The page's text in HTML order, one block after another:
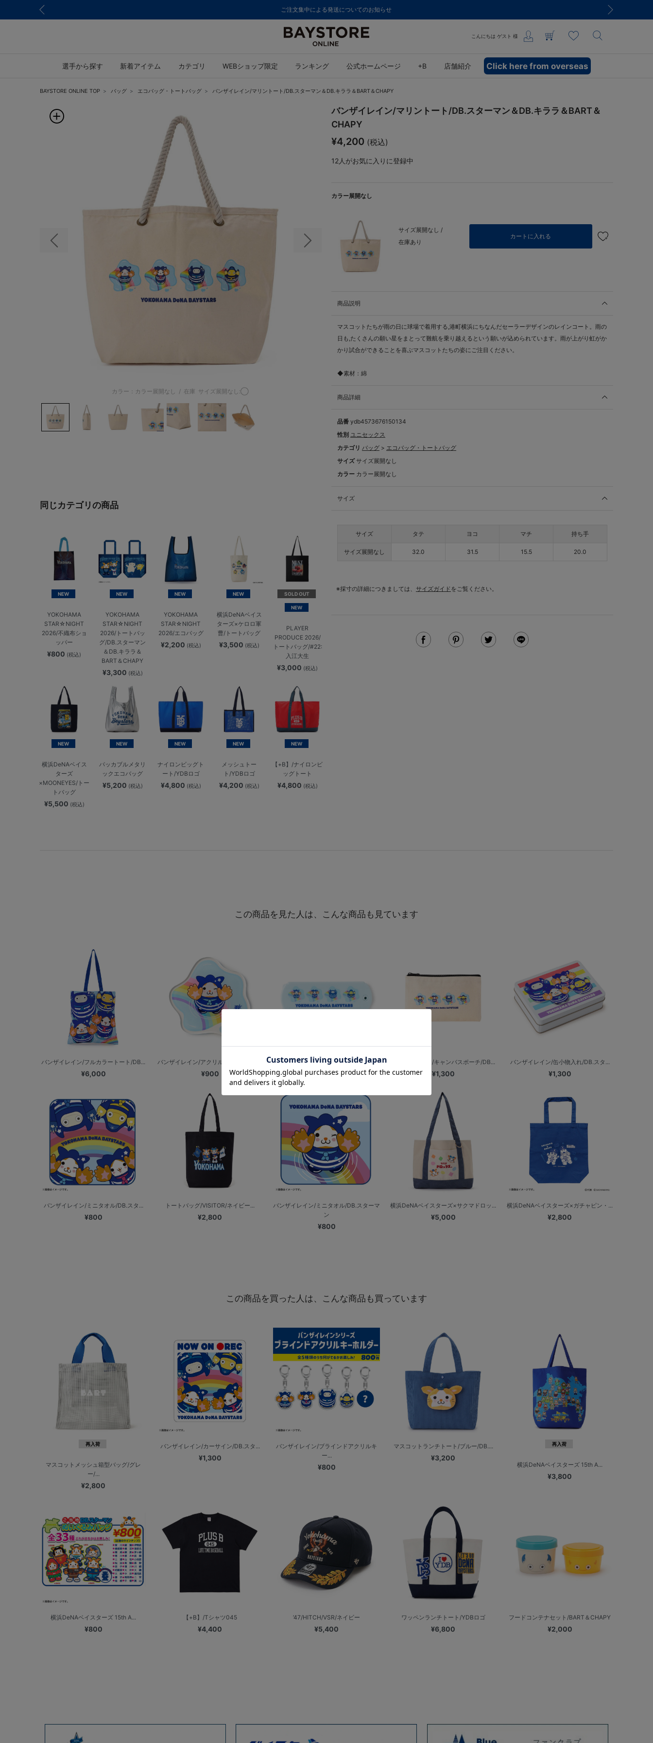
ご注文集中による発送についてのお知らせ
こんにちは ゲスト 様
選手から探す 新着アイテム カテゴリ WEBショップ限定 ランキング 公式ホームページ +B 店舗紹介 Click here from overseas
BAYSTORE ONLINE TOP バッグ エコバッグ・トートバッグ バンザイレイン/マリントート/DB.スターマン＆DB.キララ＆BART＆CHAPY
前の画像 次の画像
カラー：カラー展開なし / 在庫 サイズ展開なし:◯
同じカテゴリの商品
NEW
YOKOHAMA
STAR☆NIGHT
2026/不織布ショ
ッパー
¥800 (税込)
NEW
YOKOHAMA
STAR☆NIGHT
2026/トートバッ
グ/DB.スターマン
＆DB.キララ＆
BART＆CHAPY
¥3,300 (税込)
NEW
YOKOHAMA
STAR☆NIGHT
2026/エコバッグ
¥2,200 (税込)
NEW
横浜DeNAベイス
ターズ×ケロロ軍
曹/トートバッグ
¥3,500 (税込)
SOLD OUT
NEW
PLAYER
PRODUCE 2026/
トートバッグ/#22:
入江大生
¥3,000 (税込)
NEW
横浜DeNAベイス
ターズ
×MOONEYES/トー
トバッグ
¥5,500 (税込)
NEW
パッカブルメタリ
ックエコバッグ
¥5,200 (税込)
NEW
ナイロンビッグト
ート/YDBロゴ
¥4,800 (税込)
NEW
メッシュトー
ト/YDBロゴ
¥4,200 (税込)
NEW
【+B】/ナイロンビ
ッグトート
¥4,800 (税込)
バンザイレイン/マリントート/DB.スターマン＆DB.キララ＆BART＆
CHAPY
¥4,200 (税込)
12人がお気に入りに登録中
カラー展開なし
サイズ展開なし /
在庫あり
カートに入れる
商品説明
マスコットたちが雨の日に球場で着用する,港町横浜にちなんだセーラーデザインのレインコート。雨の
日も,たくさんの願い星をまとって難航を乗り越えるという願いが込められています。雨が上がり虹がか
かり試合ができることを喜ぶマスコットたちの姿にご注目ください。
◆素材：綿
商品詳細
品番 ydb4573676150134
性別 ユニセックス
カテゴリ バッグ > エコバッグ・トートバッグ
サイズ サイズ展開なし
カラー カラー展開なし
サイズ
サイズ タテ ヨコ マチ 持ち手
サイズ展開なし 32.0 31.5 15.5 20.0
※採寸の詳細につきましては、 サイズガイドをご覧ください。
この商品を見た人は、こんな商品も見ています
バンザイレイン/フルカラートート/DB...
¥6,000
バンザイレイン/アクリルコースター/D...
¥900
バンザイレイン/ミラー付コーム/DB....
¥1,000
バンザイレイン/キャンバスポーチ/DB...
¥1,300
バンザイレイン/缶小物入れ/DB.スタ...
¥1,300
バンザイレイン/ミニタオル/DB.スタ...
¥800
トートバッグ/VISITOR/ネイビー...
¥2,800
バンザイレイン/ミニタオル/DB.スターマ
ン
¥800
横浜DeNAベイスターズ×サクマドロッ...
¥5,000
横浜DeNAベイスターズ×ガチャピン・...
¥2,800
この商品を買った人は、こんな商品も買っています
再入荷
マスコットメッシュ箱型バッグ/グレ
ー/...
¥2,800
バンザイレイン/カーサイン/DB.スタ...
¥1,300
バンザイレイン/ブラインドアクリルキ
ー...
¥800
マスコットランチトート/ブルー/DB....
¥3,200
再入荷
横浜DeNAベイスターズ 15th A...
¥3,800
横浜DeNAベイスターズ 15th A...
¥800
【+B】/Tシャツ045
¥4,400
’47/HITCH/VSR/ネイビー
¥5,400
ワッペンランチトート/YDBロゴ
¥6,800
フードコンテナセット/BART＆CHAPY
¥2,000